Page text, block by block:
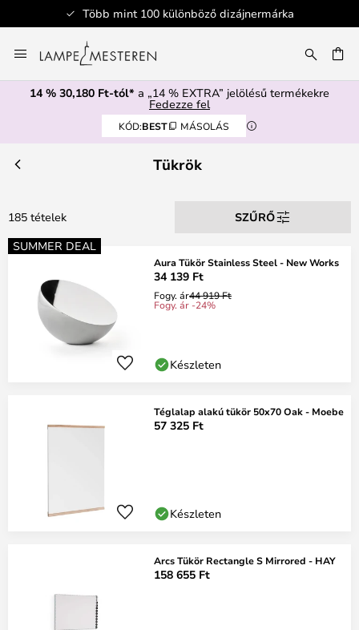
100 különböző dizájnermárka
a
tartalomhoz
14 % 30,180 Ft-tól* a „14 % EXTRA” jelölésű termékekre
Fedezze fel
KÓD:BEST MÁSOLÁS
Tükrök
185 tételek
SZŰRŐ
SUMMER DEAL
Aura Tükör Stainless Steel - New Works
34 139 Ft
Fogy. ár44 919 Ft
Fogy. ár -24%
Készleten
Téglalap alakú tükör 50x70 Oak - Moebe
57 325 Ft
Készleten
Arcs Tükör Rectangle S Mirrored - HAY
158 655 Ft